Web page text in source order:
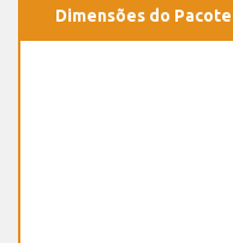
Dimensões do Pacote